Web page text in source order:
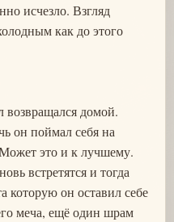
исчезло. Взгляд
как до этого
домой.
он поймал себя на
это и к лучшему.
встретятся и тогда
которую он оставил себе
меча, ещё один шрам